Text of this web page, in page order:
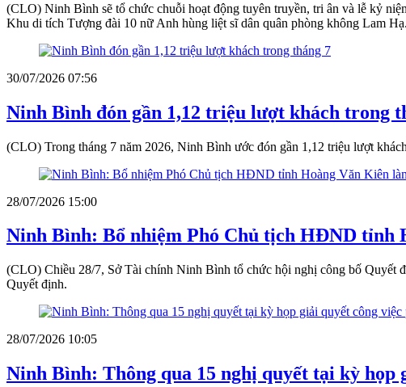
(CLO) Ninh Bình sẽ tổ chức chuỗi hoạt động tuyên truyền, tri ân và lễ kỷ
Khu di tích Tượng đài 10 nữ Anh hùng liệt sĩ dân quân phòng không Lam Hạ.
30/07/2026 07:56
Ninh Bình đón gần 1,12 triệu lượt khách trong
(CLO) Trong tháng 7 năm 2026, Ninh Bình ước đón gần 1,12 triệu lượt
28/07/2026 15:00
Ninh Bình: Bổ nhiệm Phó Chủ tịch HĐND tỉnh
(CLO) Chiều 28/7, Sở Tài chính Ninh Bình tổ chức hội nghị công bố
Quyết định.
28/07/2026 10:05
Ninh Bình: Thông qua 15 nghị quyết tại kỳ họp